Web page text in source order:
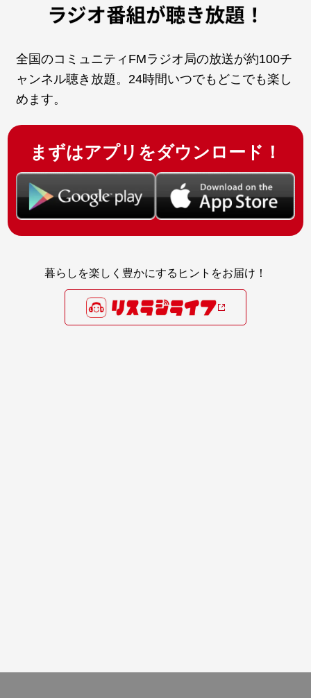
全国のコミュニティFMラジオ局の放送が約100チ
ャンネル聴き放題。24時間いつでもどこでも楽し
めます。
まずはアプリをダウンロード！
暮らしを楽しく豊かにするヒントをお届け！